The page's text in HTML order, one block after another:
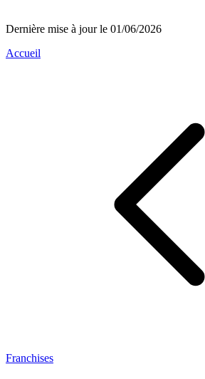
Dernière mise à jour le 01/06/2026
Accueil
Franchises